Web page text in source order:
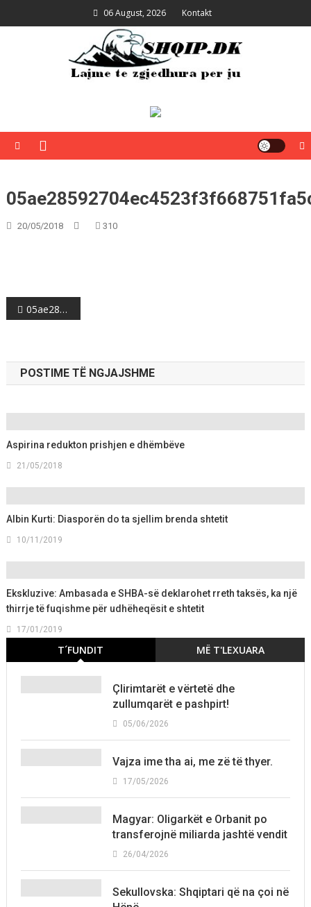
to
06 August, 2026 Kontakt
20/05/2018 310
Post
navigation
05ae28592704ec4523f3f668751fa5ce_L
POSTIME TË NGJAJSHME
Aspirina redukton prishjen e dhëmbëve
21/05/2018
Albin Kurti: Diasporën do ta sjellim brenda shtetit
10/11/2019
Ekskluzive: Ambasada e SHBA-së deklarohet rreth taksës, ka një
thirrje të fuqishme për udhëheqësit e shtetit
17/01/2019
T´FUNDIT MË T'LEXUARA
Çlirimtarët e vërtetë dhe
zullumqarët e pashpirt!
05/06/2026
Vajza ime tha ai, me zë të thyer.
17/05/2026
Magyar: Oligarkët e Orbanit po
transferojnë miliarda jashtë vendit
26/04/2026
Sekullovska: Shqiptari që na çoi në